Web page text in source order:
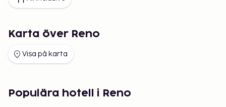
Karta över Reno
Visa på karta
Populära hotell i Reno